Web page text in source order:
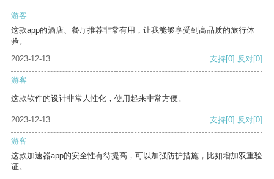
游客
这款app的酒店、餐厅推荐非常有用，让我能够享受到高品质的旅行体
验。
2023-12-13
支持[0] 反对[0]
游客
这款软件的设计非常人性化，使用起来非常方便。
2023-12-13 支持[0] 反对[0]
游客
这款加速器app的安全性有待提高，可以加强防护措施，比如增加双重验
证。